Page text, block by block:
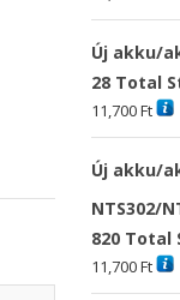
Új akku/
28 Total
11,700Ft
Új akku/
NTS302/
820 Total
11,700Ft